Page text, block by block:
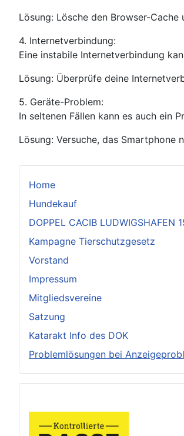
Home
Hundekauf
DOPPEL CACIB LUDWIGSHAFEN
Kampagne Tierschutzgesetz
Vorstand
Impressum
Mitgliedsvereine
Satzung
Katarakt Info des DOK
Problemlösungen bei
Lösung: Lösche den Browser-
4. Internetverbindung:
Eine instabile Internetverbindung
Lösung: Überprüfe deine
5. Geräte-Problem:
In seltenen Fällen kann es auch ein
Lösung: Versuche, das Smartphone